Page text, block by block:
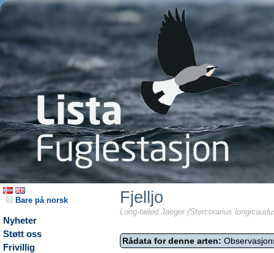
Bare på norsk
Nyheter
Støtt oss
Frivillig
Fjelljo
Long-tailed Jaeger (Stercorarius
Rådata for denne arten: